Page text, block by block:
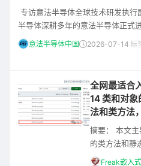
专访意法半导体全球技术研发执
半导体深耕多年的意法半导体正式
其深厚的技术沉淀和知识积累推动
进程，满足实际应用部署对高品质
法
意法半导体中国 2026-07-14 标
全网最适合
14 类和对
法和类方法
摘要： 本文
的类方法和静
的定义、特点
Freak嵌入式